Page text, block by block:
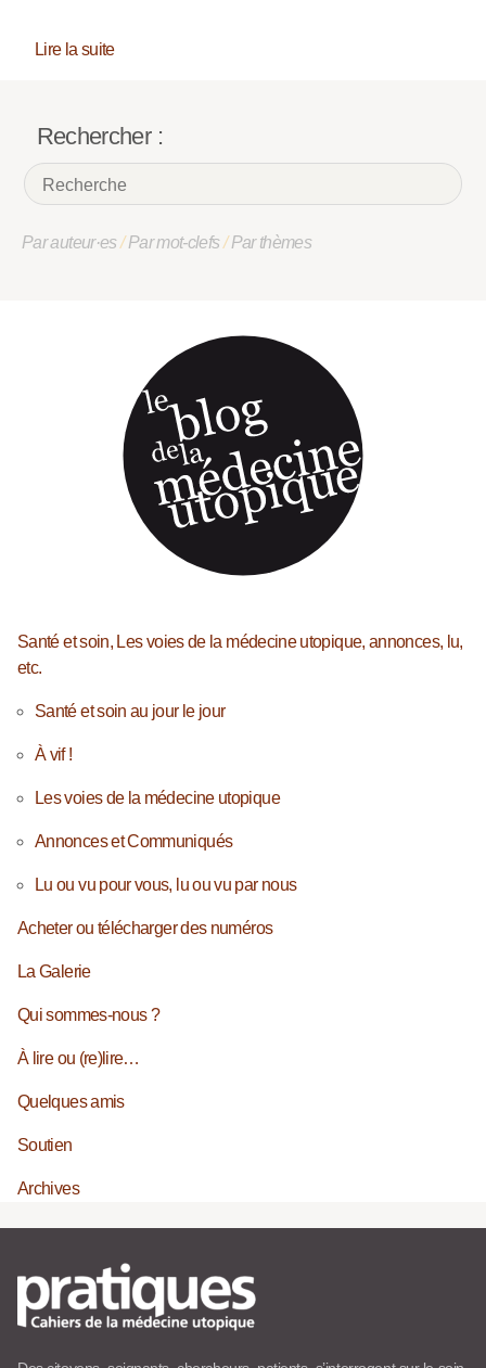
Lire la suite
Rechercher :
Par auteur·es/Par mot-clefs/Par thèmes
Santé et soin, Les voies de la médecine utopique, annonces, lu,
etc.
Santé et soin au jour le jour
À vif !
Les voies de la médecine utopique
Annonces et Communiqués
Lu ou vu pour vous, lu ou vu par nous
Acheter ou télécharger des numéros
La Galerie
Qui sommes-nous ?
À lire ou (re)lire…
Quelques amis
Soutien
Archives